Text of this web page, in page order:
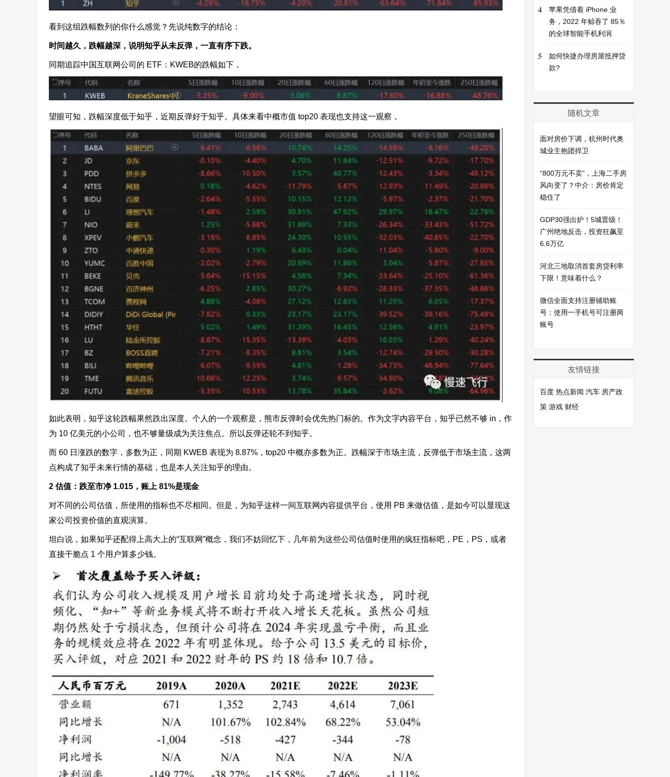
看到这组跌幅数列的你什么感觉？先说纯数字的结论：
时间越久，跌幅越深，说明知乎从未反弹，一直有序下跌。
同期追踪中国互联网公司的 ETF：KWEB的跌幅如下，
望眼可知，跌幅深度低于知乎，近期反弹好于知乎。具体来看中概市值 top20 表现也支持这一观察，
如此表明，知乎这轮跌幅果然跌出深度。个人的一个观察是，熊市反弹时会优先热门标的。作为文字内容平台，知乎已然不够 in，作
为 10 亿美元的小公司，也不够量级成为关注焦点。所以反弹还轮不到知乎。
而 60 日涨跌的数字，多数为正，同期 KWEB 表现为 8.87%，top20 中概亦多数为正。跌幅深于市场主流，反弹低于市场主流，这两
点构成了知乎未来行情的基础，也是本人关注知乎的理由。
2 估值：跌至市净 1.015，账上 81%是现金
对不同的公司估值，所使用的指标也不尽相同。但是，为知乎这样一间互联网内容提供平台，使用 PB 来做估值，是如今可以显现这
家公司投资价值的直观演算。
坦白说，如果知乎还配得上高大上的“互联网”概念，我们不妨回忆下，几年前为这些公司估值时使用的疯狂指标吧，PE，PS，或者
直接干脆点 1 个用户算多少钱。
4
苹果凭借着 iPhone 业
务，2022 年鲸吞了 85％
的全球智能手机利润
5
如何快捷办理房屋抵押贷
款?
随机文章
面对房价下调，杭州时代奥
城业主抱团捍卫
“800万元不卖”，上海二手房
风向变了？中介：房价肯定
稳住了
GDP30强出炉！5城晋级！
广州绝地反击，投资狂飙至
6.6万亿
河北三地取消首套房贷利率
下限！意味着什么？
微信全面支持注册辅助账
号：使用一手机号可注册两
账号
友情链接
百度 热点新闻 汽车 房产政
策 游戏 财经